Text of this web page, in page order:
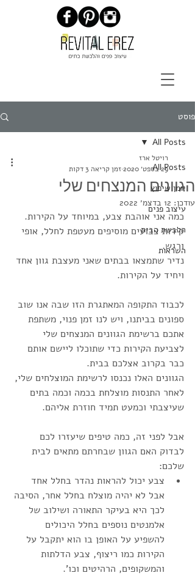
פוסט
All Posts
יומן שיפוץ
עיצוב פנים
הלבשת הבית
השראות
All Posts
הגוונים המנצחים שלי
רויטל ארז
29 בספט׳ 2020
זמן קריאה 3 דקות
עודכן: 12 בדצמ׳ 2022
כמה אני אוהבת צבע, במיוחד על הקירות.
קירות צבועים מוסיפים מעטפת לחלל, אופי
ורגש.
נדיר שתמצאו בבתים שאני מעצבת גוון אחד
ויחיד על הקירות.
לכבוד התקופה המאתגרת הזו שבה אנו שוב
ספונים בביתנו, ויש לנו זמן פנוי, משתפת
אתכם ברשימת הגוונים המנצחים שלי
לצביעת הקירות כדי שתוכלו ליישם אותם
כבר בקרוב אצלכם בבית.
הגוונים האלו נכנסו לרשימת המוצלחים שלי,
לאחר התנסות מוצלחת בכמה וכמה בתים
שעיצבתי וכמעט תמיד חוזרת אליהם.
אבל לפני זה, כמה טיפים שיעזרו לכם
לבדוק האם הגוון שבחרתם מתאים לבית
שלכם:
צבע יכול להראות נהדר בחלל אחד
אבל לא יהיה מוצלח בחלל אחר, הסיבה
לכך היא בעיקר התאורה ושילוב של
אלמנטים נוספים בחלל היכולים
להשפיע על האופן בו הוא יתקבל על
הקירות כמו ריצוף, צבע הדלתות
והמשקופים, הרהיטים וכו'.